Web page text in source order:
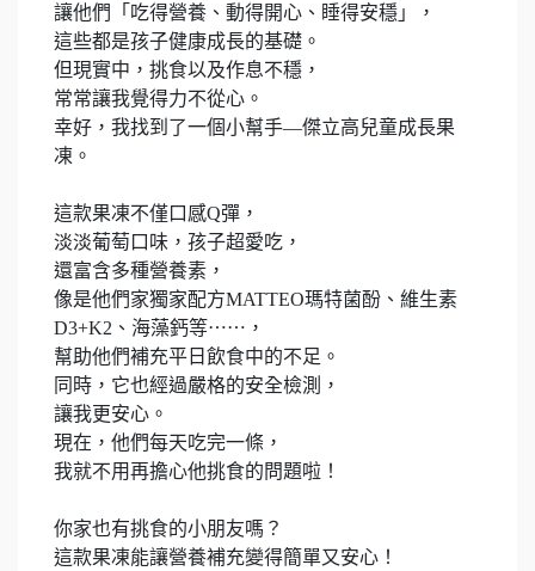
讓他們「吃得營養、動得開心、睡得安穩」，
這些都是孩子健康成長的基礎。
但現實中，挑食以及作息不穩，
常常讓我覺得力不從心。
幸好，我找到了一個小幫手—傑立高兒童成長果
凍。
這款果凍不僅口感Q彈，
淡淡葡萄口味，孩子超愛吃，
還富含多種營養素，
像是他們家獨家配方MATTEO瑪特菌酚、維生素
D3+K2、海藻鈣等⋯⋯，
幫助他們補充平日飲食中的不足。
同時，它也經過嚴格的安全檢測，
讓我更安心。
現在，他們每天吃完一條，
我就不用再擔心他挑食的問題啦！
你家也有挑食的小朋友嗎？
這款果凍能讓營養補充變得簡單又安心！